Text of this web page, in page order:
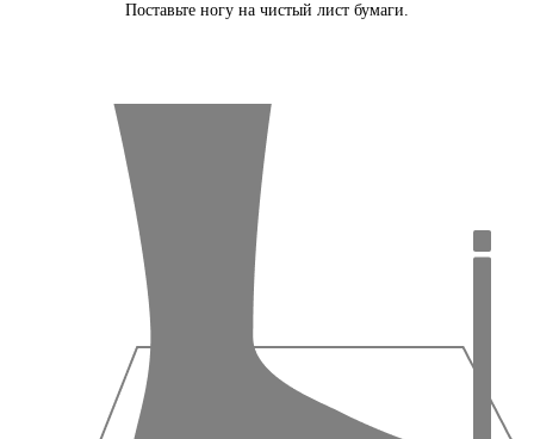
Поставьте ногу на чистый лист бумаги.